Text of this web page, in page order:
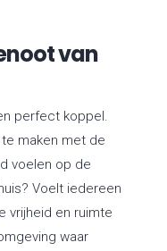
van
perfect koppel.
maken met de
voelen op de
Voelt iedereen
vrijheid en ruimte
waar